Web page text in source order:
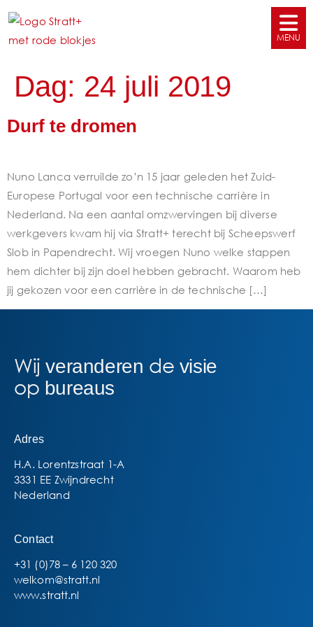
Dag: 24 juli 2019
Durf te dromen
Nuno Lanca verruilde zo’n 15 jaar geleden het Zuid-
Europese Portugal voor een technische carrière in
Nederland. Na een aantal omzwervingen bij diverse
werkgevers kwam hij via Stratt+ terecht bij Scheepswerf
Slob in Papendrecht. Wij vroegen Nuno welke stappen
hem dichter bij zijn doel hebben gebracht. Waarom heb
jij gekozen voor een carrière in de technische […]
Wijveranderen de visie
op bureaus
Adres
H.A. Lorentzstraat 1-A
3331 EE Zwijndrecht
Nederland
Contact
+31 (0)78 – 6 120 320
welkom@stratt.nl
www.stratt.nl